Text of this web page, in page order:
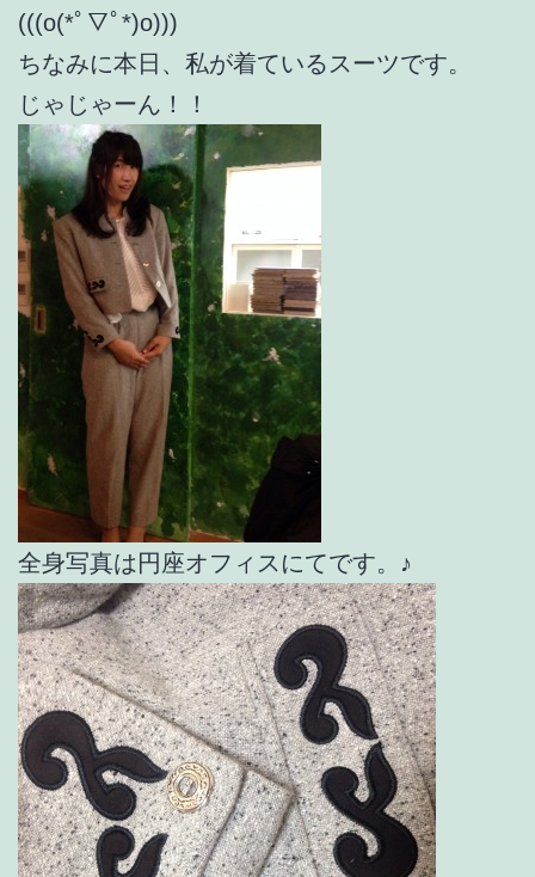
(((o(*ﾟ▽ﾟ*)o)))
ちなみに本日、私が着ているスーツです。
じゃじゃーん！！
全身写真は円座オフィスにてです。♪